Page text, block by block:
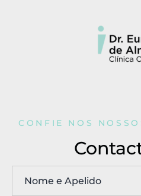
CONFIE NOS